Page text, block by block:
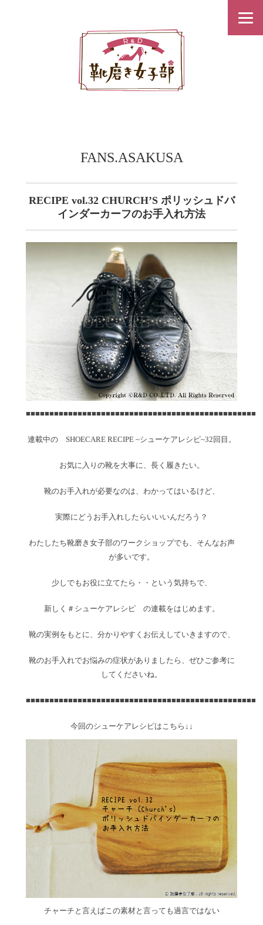
FANS.ASAKUSA
RECIPE vol.32 CHURCH’S ポリッシュドバ
インダーカーフのお手入れ方法
■■■■■■■■■■■■■■■■■■■■■■■■■■■■■■■■■■■■■■■■■■■■■■■■■
連載中の SHOECARE RECIPE ~シューケアレシピ~32回目。
お気に入りの靴を大事に、長く履きたい。
靴のお手入れが必要なのは、わかってはいるけど、
実際にどうお手入れしたらいいいんだろう？
わたしたち靴磨き女子部のワークショップでも、そんなお声
が多いです。
少しでもお役に立てたら・・という気持ちで、
新しく＃シューケアレシピ の連載をはじめます。
靴の実例をもとに、分かりやすくお伝えしていきますので、
靴のお手入れでお悩みの症状がありましたら、ぜひご参考に
してくださいね。
■■■■■■■■■■■■■■■■■■■■■■■■■■■■■■■■■■■■■■■■■■■■■■■■■
今回のシューケアレシピはこちら↓↓
チャーチと言えばこの素材と言っても過言ではない